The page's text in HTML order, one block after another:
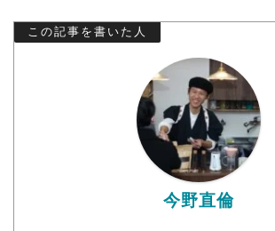
この記事を書いた人
今野直倫